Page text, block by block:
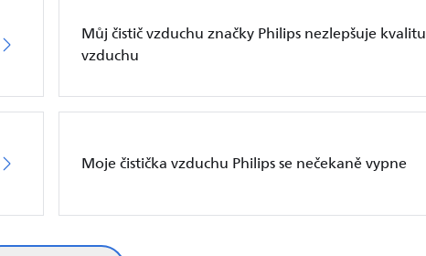
Můj čistič vzduchu značky Philips nezlepšuje kvalitu
vzduchu
Moje čistička vzduchu Philips se nečekaně vypne